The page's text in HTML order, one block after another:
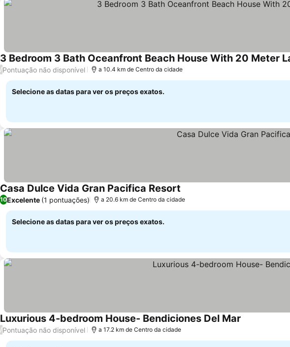
3 Bedroom 3 Bath Oceanfront Beach House With 20 Meter
/Pontuação não disponível a 10.4 km de Centro da cidade
Selecione as datas para ver os preços exatos.
Casa Dulce Vida Gran Pacifica Resort
10Excelente (1 pontuações) a 20.6 km de Centro da cidade
Selecione as datas para ver os preços exatos.
Luxurious 4-bedroom House- Bendiciones Del Mar
/Pontuação não disponível a 17.2 km de Centro da cidade